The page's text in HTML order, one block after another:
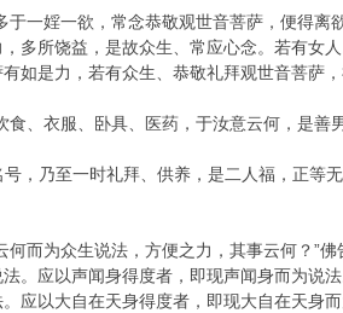
婬一欲，常念恭敬观世音菩萨，便得离
多所饶益，是故众生、常应心念。若有女
如是力，若有众生、恭敬礼拜观世音菩萨
衣服、卧具、医药，于汝意云何，是善
乃至一时礼拜、供养，是二人福，正等
为众生说法，方便之力，其事云何？”
。应以声闻身得度者，即现声闻身而为说
应以大自在天身得度者，即现大自在天身